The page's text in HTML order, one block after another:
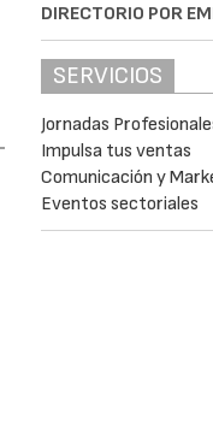
DIRECTORIO POR
SERVICIOS
Jornadas
Impulsa tus ventas
Comunicación y
Eventos sectoriales